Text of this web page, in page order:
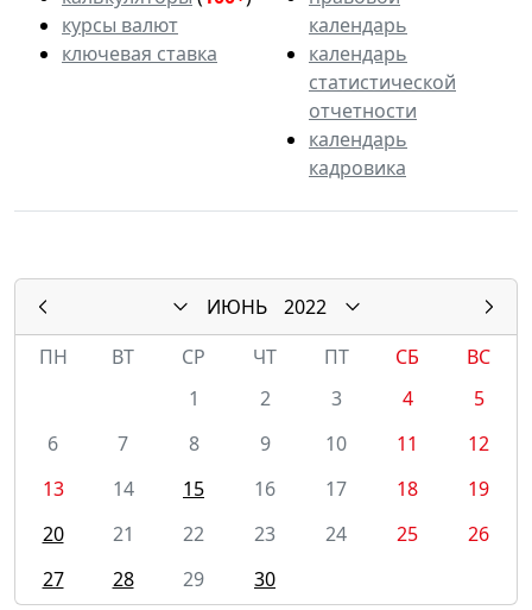
курсы валют
ключевая ставка
календарь
календарь
статистической
отчетности
календарь
кадровика
ИЮНЬ
2022
ПН
ВТ СР ЧТ ПТ СБ
ВС
1
2 3 4
5
6
7 8 9 10 11
12
13
14 15 16 17 18
19
20
21 22 23 24 25
26
27
28 29 30